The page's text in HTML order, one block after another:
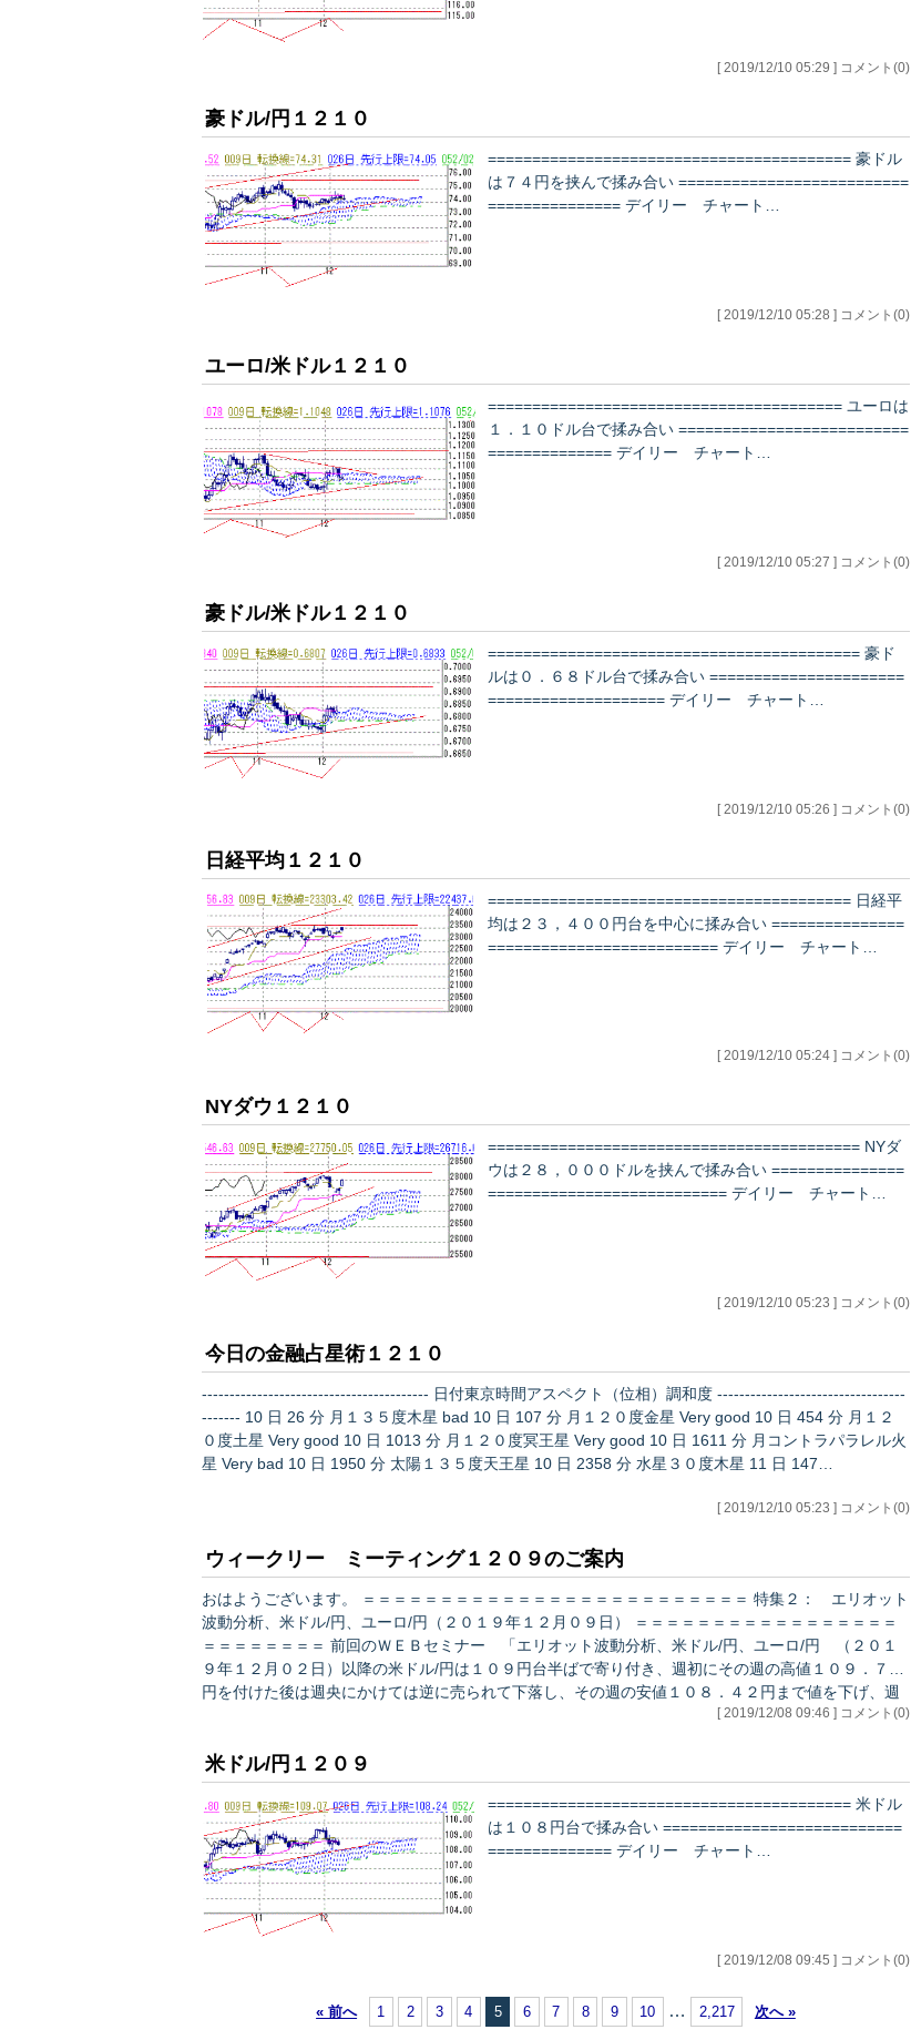
[ 2019/12/10 05:29 ] コメント(0)
豪ドル/円１２１０
========================================= 豪ドル
は７４円を挟んで揉み合い ==========================
=============== デイリー チャート…
[ 2019/12/10 05:28 ] コメント(0)
ユーロ/米ドル１２１０
======================================== ユーロは
１．１０ドル台で揉み合い ==========================
============== デイリー チャート…
[ 2019/12/10 05:27 ] コメント(0)
豪ドル/米ドル１２１０
========================================== 豪ド
ルは０．６８ドル台で揉み合い ======================
==================== デイリー チャート…
[ 2019/12/10 05:26 ] コメント(0)
日経平均１２１０
========================================= 日経平
均は２３，４００円台を中心に揉み合い ===============
========================== デイリー チャート…
[ 2019/12/10 05:24 ] コメント(0)
NYダウ１２１０
========================================== NYダ
ウは２８，０００ドルを挟んで揉み合い ===============
=========================== デイリー チャート…
[ 2019/12/10 05:23 ] コメント(0)
今日の金融占星術１２１０
----------------------------------------- 日付東京時間アスペクト（位相）調和度 ----------------------------------
------- 10 日 26 分 月１３５度木星 bad 10 日 107 分 月１２０度金星 Very good 10 日 454 分 月１２
０度土星 Very good 10 日 1013 分 月１２０度冥王星 Very good 10 日 1611 分 月コントラパラレル火
星 Very bad 10 日 1950 分 太陽１３５度天王星 10 日 2358 分 水星３０度木星 11 日 147…
[ 2019/12/10 05:23 ] コメント(0)
ウィークリー ミーティング１２０９のご案内
おはようございます。 ＝＝＝＝＝＝＝＝＝＝＝＝＝＝＝＝＝＝＝＝＝＝＝＝＝ 特集２： エリオット
波動分析、米ドル/円、ユーロ/円（２０１９年１２月０９日） ＝＝＝＝＝＝＝＝＝＝＝＝＝＝＝＝＝
＝＝＝＝＝＝＝＝ 前回のＷＥＢセミナー 「エリオット波動分析、米ドル/円、ユーロ/円 （２０１
９年１２月０２日）以降の米ドル/円は１０９円台半ばで寄り付き、週初にその週の高値１０９．７２
円を付けた後は週央にかけては逆に売られて下落し、その週の安値１０８．４２円まで値を下げ、週
[ 2019/12/08 09:46 ] コメント(0)
米ドル/円１２０９
========================================= 米ドル
は１０８円台で揉み合い ===========================
============== デイリー チャート…
[ 2019/12/08 09:45 ] コメント(0)
« 前へ 1 2 3 4 5 6 7 8 9 10 … 2,217 次へ »